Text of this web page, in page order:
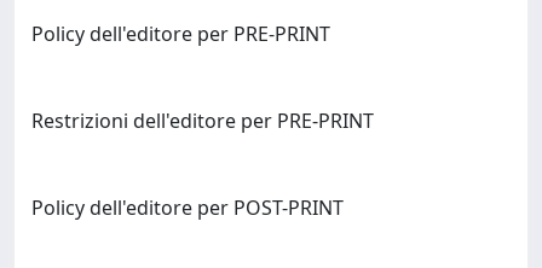
Policy dell'editore per PRE-PRINT
Restrizioni dell'editore per PRE-PRINT
Policy dell'editore per POST-PRINT